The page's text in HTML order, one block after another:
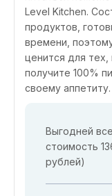
Level Kitchen.
продуктов,
времени,
ценится для
получите 100%
своему
Выгодней
стоимость
рублей)